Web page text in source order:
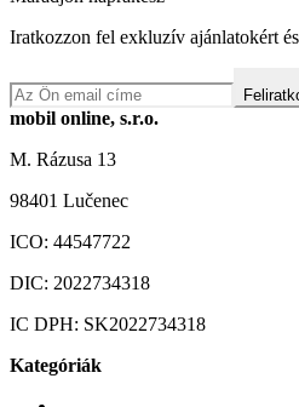
Iratkozzon fel exkluzív ajánlatokért
mobil online, s.r.o.
M. Rázusa 13
98401 Lučenec
ICO: 44547722
DIC: 2022734318
IC DPH: SK2022734318
Kategóriák